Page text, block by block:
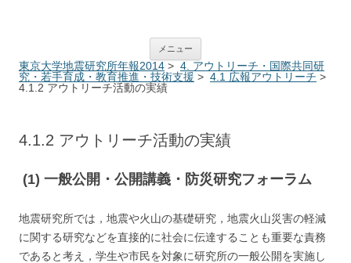
メニュー
東京大学地震研究所年報2014 > 4. アウトリーチ・国際共同研
究・若手育成・教育推進・技術支援 > 4.1 広報アウトリーチ >
4.1.2 アウトリーチ活動の実績
4.1.2 アウトリーチ活動の実績
(1) 一般公開・公開講義・防災研究フォーラム
地震研究所では，地震や火山の基礎研究，地震火山災害の軽減
に関する研究などを直接的に社会に伝達することも重要な責務
であると考え，学生や市民を対象に研究所の一般公開を実施し